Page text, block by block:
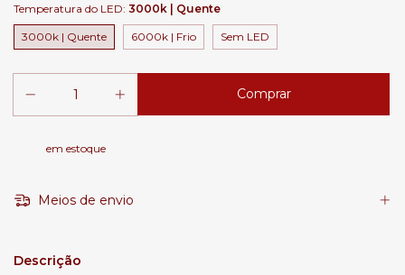
Temperatura do LED: 3000k | Quente
3000k | Quente 6000k | Frio Sem LED
em estoque
Meios de envio
Descrição